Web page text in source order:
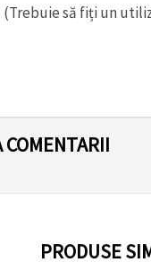
să fiți un
PRODUSE